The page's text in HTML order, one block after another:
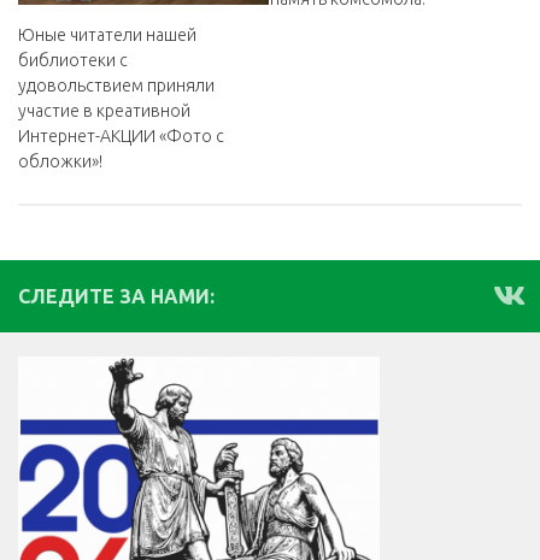
Юные читатели нашей
библиотеки с
удовольствием приняли
участие в креативной
Интернет-АКЦИИ «Фото с
обложки»!
СЛЕДИТЕ ЗА НАМИ: